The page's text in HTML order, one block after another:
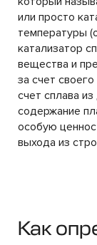
или просто
температуры
катализатор
вещества и
за счет
счет сплава
содержание
особую
выхода из
Как